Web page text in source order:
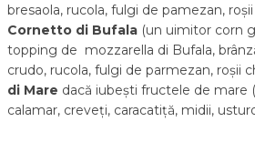
bresaola, rucola, fulgi de pamezan,
Cornetto di Bufala (un uimitor corn
topping de mozzarella di Bufala,
crudo, rucola, fulgi de parmezan, roșii
di Mare dacă iubești fructele de mare
calamar, creveți, caracatiță, midii,